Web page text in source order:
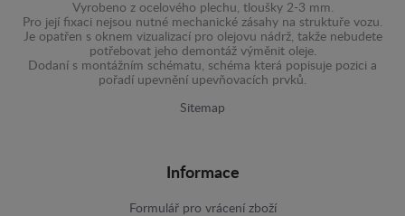
Vyrobeno z ocelového plechu, tloušky 2-3 mm.
Pro její fixaci nejsou nutné mechanické zásahy na struktuře vozu.
Je opatřen s oknem vizualizací pro olejovu nádrž, takže nebudete
potřebovat jeho demontáž výměnit oleje.
Dodaní s montážním schématu, schéma která popisuje pozici a
pořadí upevnění upevňovacích prvků.
Sitemap
Informace
Formulář pro vrácení zboží